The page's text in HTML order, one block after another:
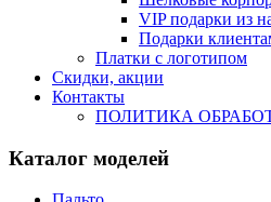
VIP подарки из
Подарки
Платки с логотипом
Скидки, акции
Контакты
ПОЛИТИКА
Каталог моделей